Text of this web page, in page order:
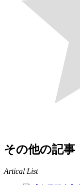
その他の記事
Artical List